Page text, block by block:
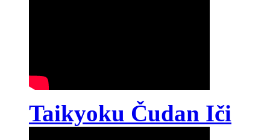
Taikyoku Čudan Iči